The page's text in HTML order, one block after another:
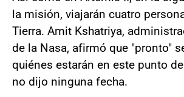
la misión, viajarán cuatro
Tierra. Amit Kshatriya,
de la Nasa, afirmó que "pronto"
quiénes estarán en este punto
no dijo ninguna fecha.